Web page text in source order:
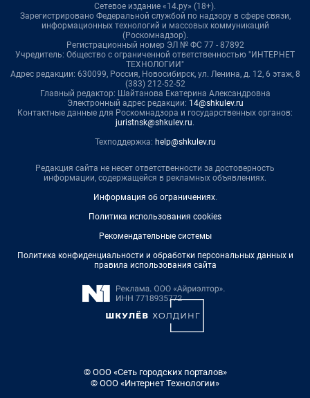
Сетевое издание «14.ру» (18+).
Зарегистрировано Федеральной службой по надзору в сфере связи,
информационных технологий и массовых коммуникаций
(Роскомнадзор).
Регистрационный номер ЭЛ № ФС 77 - 87892
Учредитель: Общество с ограниченной ответственностью "ИНТЕРНЕТ
ТЕХНОЛОГИИ"
Адрес редакции: 630099, Россия, Новосибирск, ул. Ленина, д. 12, 6 этаж, 8
(383) 212-52-52
Главный редактор: Шайтанова Екатерина Александровна
Электронный адрес редакции: 14@shkulev.ru
Контактные данные для Роскомнадзора и государственных органов:
juristnsk@shkulev.ru.
Техподдержка: help@shkulev.ru
Редакция сайта не несет ответственности за достоверность
информации, содержащейся в рекламных объявлениях.
Информация об ограничениях.
Политика использования cookies
Рекомендательные системы
Политика конфиденциальности и обработки персональных данных и
правила использования сайта
© ООО «Сеть городских порталов»
© ООО «Интернет Технологии»